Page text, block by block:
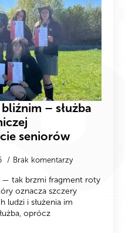
– służba
seniorów
Brak komentarzy
— tak brzmi fragment roty
oznacza szczery
ludzi i służenia im
oprócz